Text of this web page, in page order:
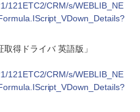
121ETC2/CRM/s/WEBLIB_NE
得ドライバ 英語版」
121ETC2/CRM/s/WEBLIB_NE